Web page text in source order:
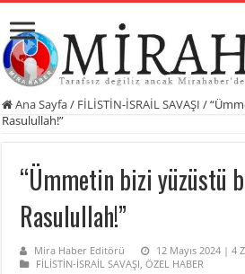
Ana Sayfa/ FİLİSTİN-İSRAİL SAVAŞI /
Rasulullah!”
“Ümmetin bizi yüzüstü
Rasulullah!”
Mira Haber Editörü
12 Mayıs 2024 | 4
FİLİSTİN-İSRAİL SAVAŞI ,ÖZEL HABER